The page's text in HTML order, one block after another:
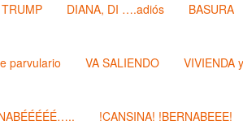
TRUMP DIANA, DI ….adiós BASURA
parvulario VA SALIENDO VIVIENDA
!CANSINA! !BERNABEEE!